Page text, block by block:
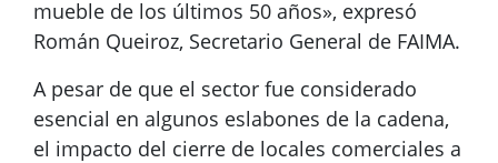
mueble de los últimos 50 años», expresó
Román Queiroz, Secretario General de FAIMA.
A pesar de que el sector fue considerado
esencial en algunos eslabones de la cadena,
el impacto del cierre de locales comerciales a